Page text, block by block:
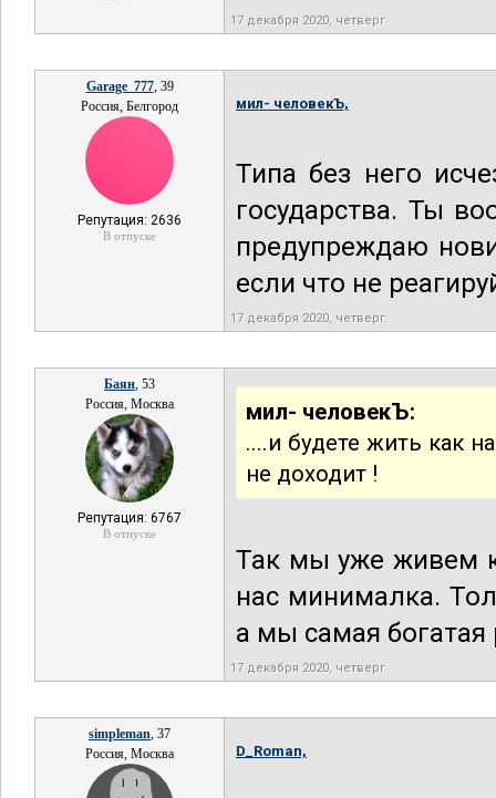
17 декабря 2020, четверг
Garage_777, 39
Россия, Белгород
Репутация: 2636
В отпуске
мил- человекЪ,
Типа без него
государства. Ты
предупреждаю
если что не
17 декабря 2020, четверг
Баян, 53
Россия, Москва
Репутация: 6767
В отпуске
мил- человекЪ:
....и будете жить как
не доходит !
Так мы уже живем
нас минималка.
а мы самая богатая
17 декабря 2020, четверг
simpleman, 37
Россия, Москва
D_Roman,